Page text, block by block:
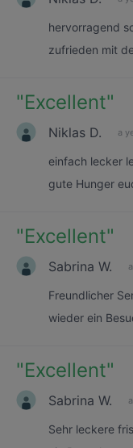
hervorragend
zufrieden mit
"Excellent"
Niklas D. a
einfach lecker
gute Hunger
"Excellent"
Sabrina W.
Freundlicher
wieder ein
"Excellent"
Sabrina W.
Sehr leckere